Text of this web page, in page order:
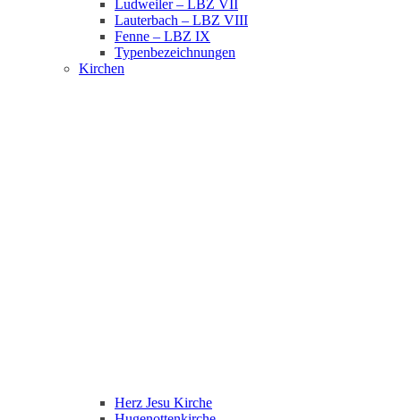
Ludweiler – LBZ VII
Lauterbach – LBZ VIII
Fenne – LBZ IX
Typenbezeichnungen
Kirchen
Herz Jesu Kirche